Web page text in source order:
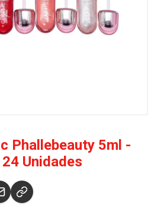
Phallebeauty 5ml -
Unidades